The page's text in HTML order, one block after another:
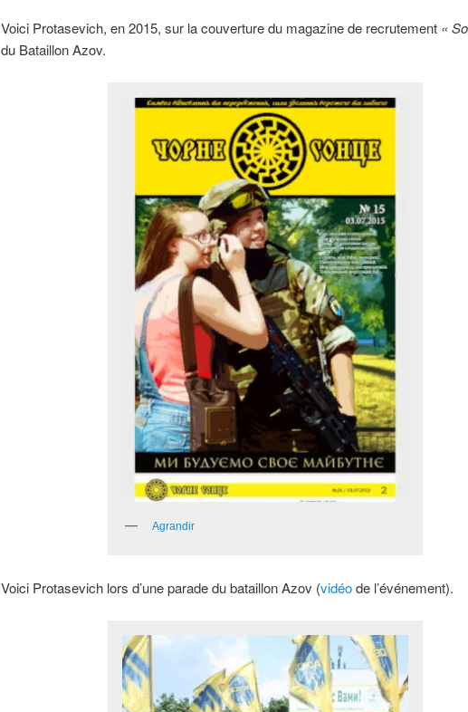
Voici Protasevich, en 2015, sur la couverture du magazine de recrutement «
du Bataillon Azov.
Agrandir
Voici Protasevich lors d’une parade du bataillon Azov (vidéode l’événement).